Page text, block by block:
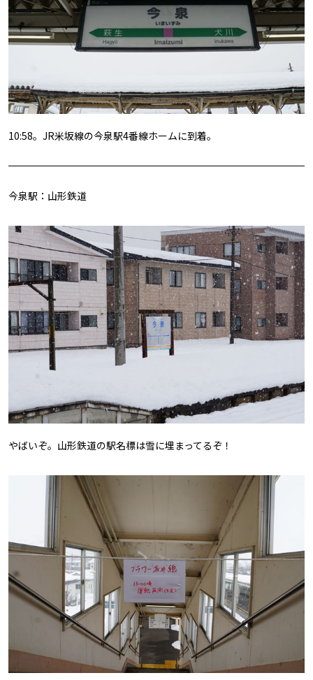
10:58。JR米坂線の今泉駅4番線ホームに到着。
今泉駅：山形鉄道
やばいぞ。山形鉄道の駅名標は雪に埋まってるぞ！